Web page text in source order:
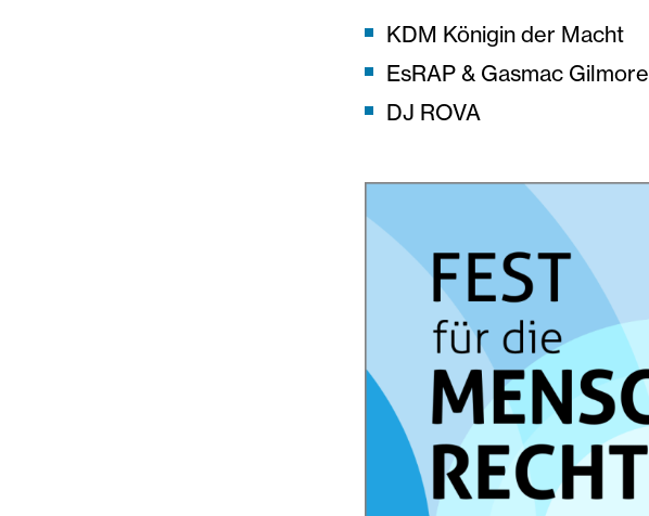
KDM Königin der Macht
EsRAP & Gasmac Gilmore
DJ ROVA